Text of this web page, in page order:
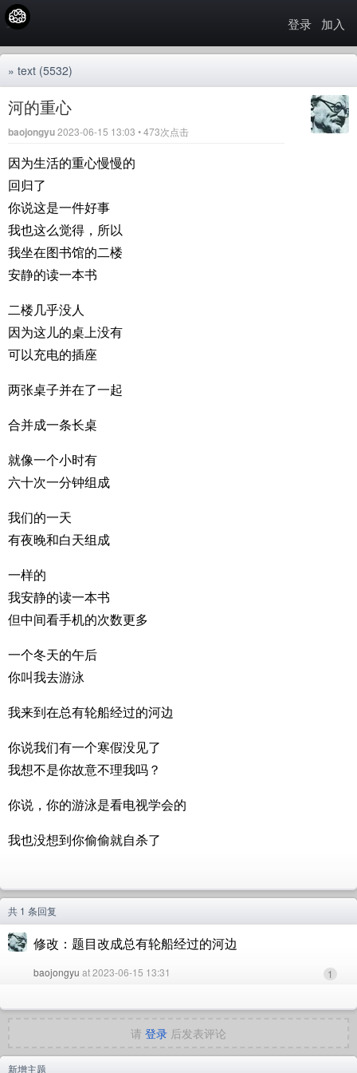
登录 加入
» text (5532)
河的重心
baojongyu2023-06-15 13:03 • 473次点击
因为生活的重心慢慢的
回归了
你说这是一件好事
我也这么觉得，所以
我坐在图书馆的二楼
安静的读一本书
二楼几乎没人
因为这儿的桌上没有
可以充电的插座
两张桌子并在了一起
合并成一条长桌
就像一个小时有
六十次一分钟组成
我们的一天
有夜晚和白天组成
一样的
我安静的读一本书
但中间看手机的次数更多
一个冬天的午后
你叫我去游泳
我来到在总有轮船经过的河边
你说我们有一个寒假没见了
我想不是你故意不理我吗？
你说，你的游泳是看电视学会的
我也没想到你偷偷就自杀了
共 1 条回复
修改：题目改成总有轮船经过的河边
baojongyu at 2023-06-15 13:31 1
请 登录 后发表评论
新增主题